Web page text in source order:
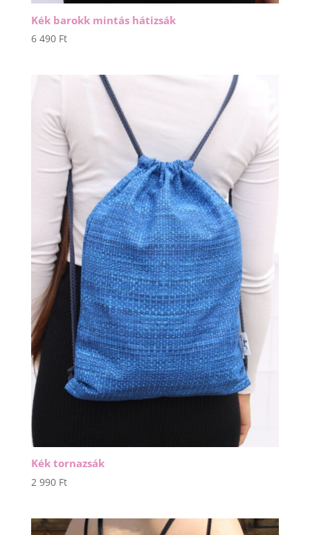
Kék barokk mintás hátizsák
6 490 Ft
Kék tornazsák
2 990 Ft